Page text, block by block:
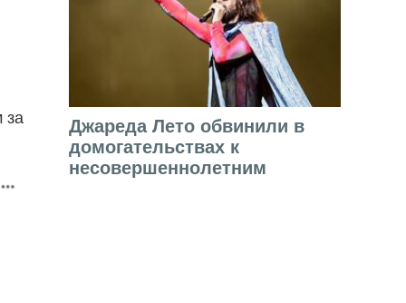
Джареда Лето обвинили в
домогательствах к
несовершеннолетним
за